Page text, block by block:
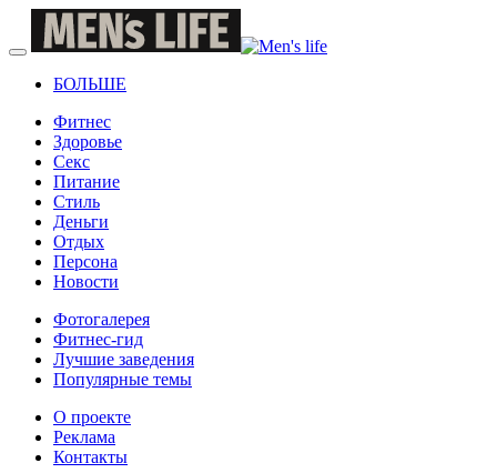
БОЛЬШЕ
Фитнес
Здоровье
Секс
Питание
Стиль
Деньги
Отдых
Персона
Новости
Фотогалерея
Фитнес-гид
Лучшие заведения
Популярные темы
О проекте
Реклама
Контакты